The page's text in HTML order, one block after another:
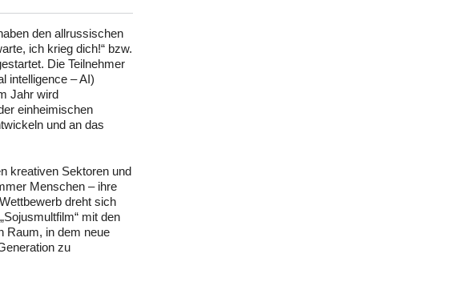
den allrussischen
ich krieg dich!“ bzw.
Die Teilnehmer
intelligence – AI)
Jahr wird
einheimischen
und an das
kreativen Sektoren und
Menschen – ihre
dreht sich
mit den
Raum, in dem neue
zu